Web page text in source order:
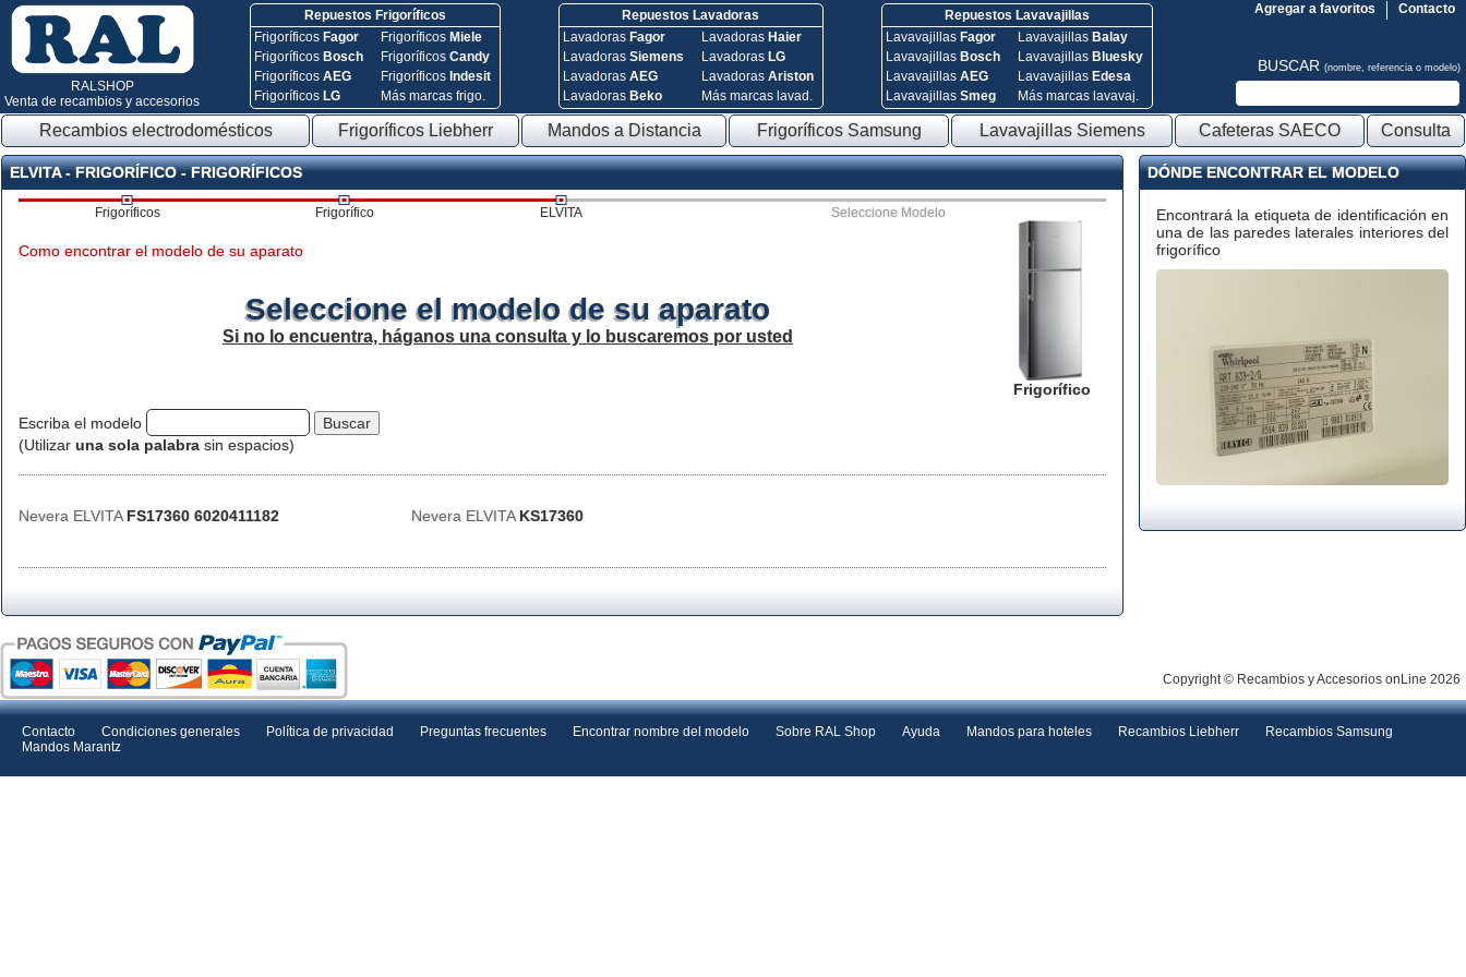
RALSHOP
Venta de recambios y accesorios
Repuestos Frigoríficos
Frigoríficos Fagor
Frigoríficos Bosch
FrigoríficosAEG
Frigoríficos LG
Frigoríficos Miele
FrigoríficosCandy
Frigoríficos Indesit
Más marcas frigo.
Repuestos Lavadoras
Lavadoras Fagor
Lavadoras Siemens
Lavadoras AEG
Lavadoras Beko
Lavadoras Haier
Lavadoras LG
Lavadoras Ariston
Más marcas lavad.
Repuestos Lavavajillas
Lavavajillas Fagor
Lavavajillas Bosch
Lavavajillas AEG
Lavavajillas Smeg
Lavavajillas Balay
Lavavajillas Bluesky
Lavavajillas Edesa
Más marcas lavavaj.
Contacto
Agregar a favoritos
BUSCAR (nombre, referencia o modelo)
Recambios electrodomésticos Frigoríficos Liebherr Mandos a Distancia Frigoríficos Samsung Lavavajillas Siemens Cafeteras SAECO Consulta
ELVITA - FRIGORÍFICO - FRIGORÍFICOS
Frigoríficos Frigorífico ELVITA Seleccione Modelo
Frigorífico
Como encontrar el modelo de su aparato
Seleccione el modelo de su aparato
Si no lo encuentra, háganos una consulta y lo buscaremos por usted
Escriba el modelo
(Utilizar una sola palabra sin espacios)
Nevera ELVITA FS17360 6020411182 Nevera ELVITA KS17360
DÓNDE ENCONTRAR EL MODELO
Encontrará la etiqueta de identificación en
una de las paredes laterales interiores del
frigorífico
Copyright © Recambios y Accesorios onLine 2026
Contacto Condiciones generales Política de privacidad Preguntas frecuentes Encontrar nombre del modelo Sobre RAL Shop Ayuda Mandos para hoteles Recambios Liebherr
Recambios Samsung
Mandos Marantz